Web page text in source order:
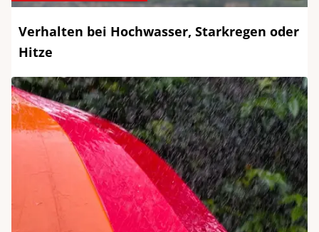
Verhalten bei Hochwasser, Starkregen oder
Hitze